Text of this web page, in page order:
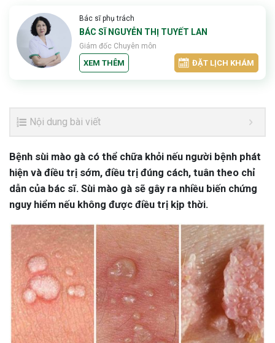
Bác sĩ phụ trách
BÁC SĨ NGUYỄN THỊ TUYẾT LAN
Giám đốc Chuyên môn
XEM THÊM ĐẶT LỊCH KHÁM
Nội dung bài viết
Bệnh sùi mào gà có thể chữa khỏi nếu người bệnh phát
hiện và điều trị sớm, điều trị đúng cách, tuân theo chỉ
dẫn của bác sĩ. Sùi mào gà sẽ gây ra nhiều biến chứng
nguy hiểm nếu không được điều trị kịp thời.